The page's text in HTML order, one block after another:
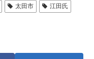
太田市
江田氏